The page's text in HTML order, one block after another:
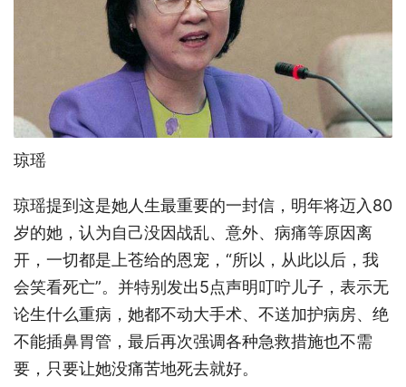
琼瑶
琼瑶提到这是她人生最重要的一封信，明年将迈入80
岁的她，认为自己没因战乱、意外、病痛等原因离
开，一切都是上苍给的恩宠，“所以，从此以后，我
会笑看死亡”。并特别发出5点声明叮咛儿子，表示无
论生什么重病，她都不动大手术、不送加护病房、绝
不能插鼻胃管，最后再次强调各种急救措施也不需
要，只要让她没痛苦地死去就好。